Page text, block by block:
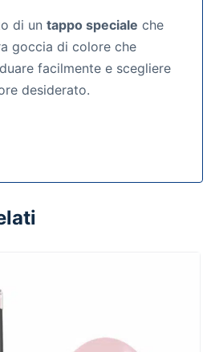
di un tappo speciale che
goccia di colore che
facilmente e scegliere
desiderato.